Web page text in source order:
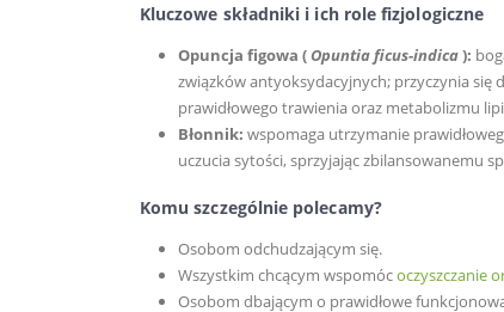
Kluczowe składniki i ich role fizjologiczne
Opuncja figowa (Opuntia ficus-indica):
związków antyoksydacyjnych; przyczynia się
prawidłowego trawienia oraz metabolizmu
Błonnik: wspomaga utrzymanie
uczucia sytości, sprzyjając zbilansowanemu
Komu szczególnie polecamy?
Osobom odchudzającym się.
Wszystkim chcącym wspomócoczyszczanie
Osobom dbającym o prawidłowe